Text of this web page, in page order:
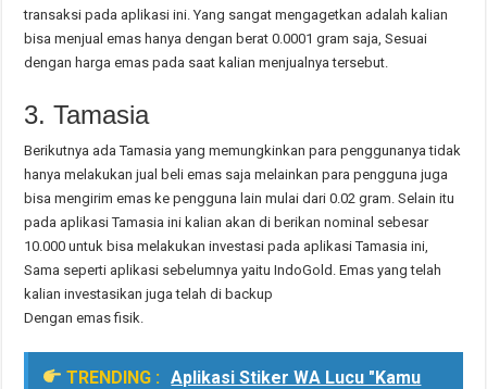
transaksi pada aplikasi ini. Yang sangat mengagetkan adalah kalian
bisa menjual emas hanya dengan berat 0.0001 gram saja, Sesuai
dengan harga emas pada saat kalian menjualnya tersebut.
3. Tamasia
Berikutnya ada Tamasia yang memungkinkan para penggunanya tidak
hanya melakukan jual beli emas saja melainkan para pengguna juga
bisa mengirim emas ke pengguna lain mulai dari 0.02 gram. Selain itu
pada aplikasi Tamasia ini kalian akan di berikan nominal sebesar
10.000 untuk bisa melakukan investasi pada aplikasi Tamasia ini,
Sama seperti aplikasi sebelumnya yaitu IndoGold. Emas yang telah
kalian investasikan juga telah di backup
Dengan emas fisik.
TRENDING :
Aplikasi Stiker WA Lucu "Kamu